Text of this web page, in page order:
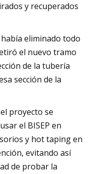
y recuperados
eliminado todo
el nuevo tramo
de la tubería
sección de la
proyecto se
el BISEP en
y hot taping en
evitando así
de probar la